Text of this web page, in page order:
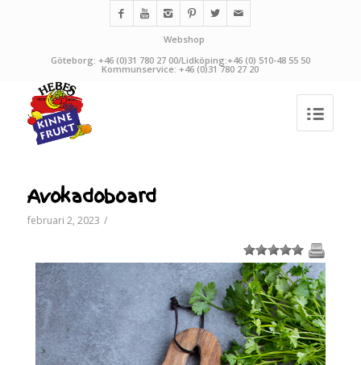
Webshop
Göteborg: +46 (0)31 780 27 00/Lidköping:+46 (0) 510-48 55 50
Kommunservice: +46 (0)31 780 27 20
Avokadoboard
februari 2, 2023 /
1 2 3 4 5